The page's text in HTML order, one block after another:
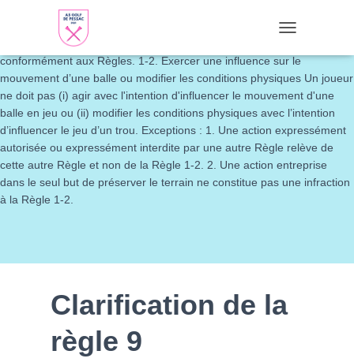
Règle 1 (Le Jeu) et Décisions 1-1. Règle générale Le Jeu de Golf
consiste à jouer une balle avec un club depuis l'aire de départ jusque
dans le trou en la frappant d'un coup ou de coups successifs
conformément aux Règles. 1-2. Exercer une influence sur le
mouvement d’une balle ou modifier les conditions physiques Un joueur
ne doit pas (i) agir avec l'intention d'influencer le mouvement d'une
balle en jeu ou (ii) modifier les conditions physiques avec l’intention
d’influencer le jeu d’un trou. Exceptions : 1. Une action expressément
autorisée ou expressément interdite par une autre Règle relève de
cette autre Règle et non de la Règle 1-2. 2. Une action entreprise
dans le seul but de préserver le terrain ne constitue pas une infraction
à la Règle 1-2.
Clarification de la
règle 9